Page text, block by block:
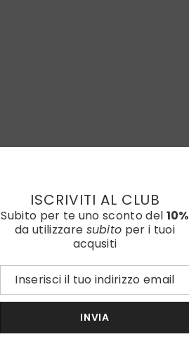
ISCRIVITI AL CLUB
Subito per te uno sconto del 10%
da utilizzare subito per i tuoi
acqusiti
INVIA